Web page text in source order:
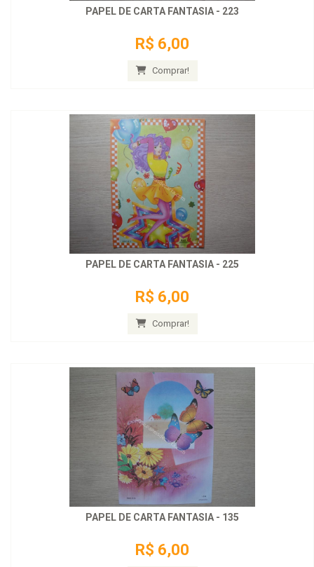
PAPEL DE CARTA FANTASIA - 223
R$ 6,00
Comprar!
PAPEL DE CARTA FANTASIA - 225
R$ 6,00
Comprar!
PAPEL DE CARTA FANTASIA - 135
R$ 6,00